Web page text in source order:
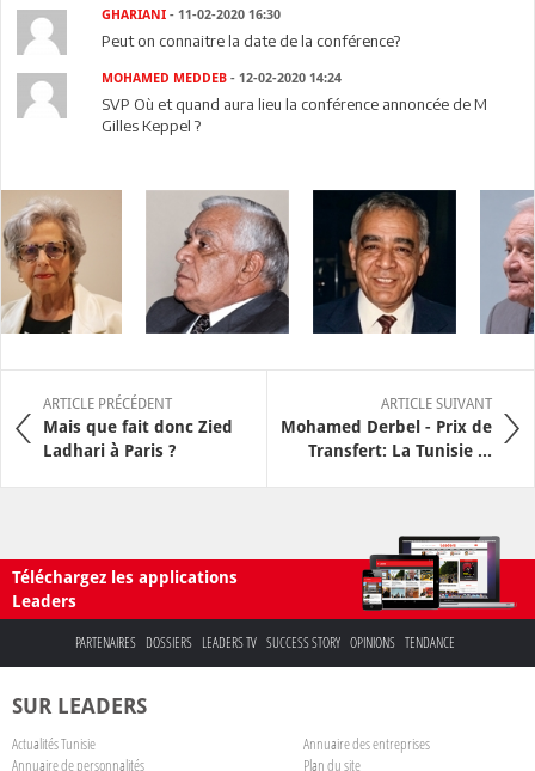
GHARIANI - 11-02-2020 16:30
Peut on connaitre la date de la conférence?
MOHAMED MEDDEB - 12-02-2020 14:24
SVP Où et quand aura lieu la conférence annoncée de M
Gilles Keppel ?
ARTICLE PRÉCÉDENT
Mais que fait donc Zied
Ladhari à Paris ?
ARTICLE SUIVANT
Mohamed Derbel - Prix de
Transfert: La Tunisie ...
Téléchargez les applications
Leaders
PARTENAIRES DOSSIERS LEADERS TV SUCCESS STORY OPINIONS TENDANCE
SUR LEADERS
Actualités Tunisie
Annuaire des entreprises
Annuaire de personnalités
Plan du site